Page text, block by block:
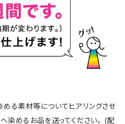
める素材等についてヒアリングさせ
染めるお品を送ってください。 (配